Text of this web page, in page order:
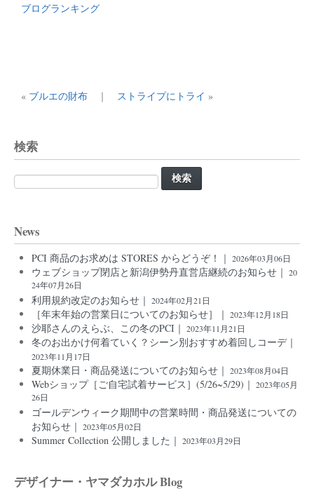
ブログランキング
« ブルエの財布 ｜ ストライプにトライ »
検索
検
索:
News
PCI 商品のお求めは STORES からどうぞ！｜ 2026年03月06日
ウェブショップ閉店と新潟伊勢丹直営店継続のお知らせ｜ 20
24年07月26日
利用規約改定のお知らせ｜ 2024年02月21日
［年末年始の営業日についてのお知らせ］｜ 2023年12月18日
沙耶さんのえらぶ、この冬のPCI｜ 2023年11月21日
冬のお出かけ何着ていく？シーン別おすすめ着回しコーデ｜
2023年11月17日
夏期休業日・商品発送についてのお知らせ｜ 2023年08月04日
Webショップ［ご自宅試着サービス］(5/26~5/29)｜ 2023年05月
26日
ゴールデンウィーク期間中の営業時間・商品発送についての
お知らせ｜ 2023年05月02日
Summer Collection 公開しました｜ 2023年03月29日
デザイナー・ヤマダカホル Blog